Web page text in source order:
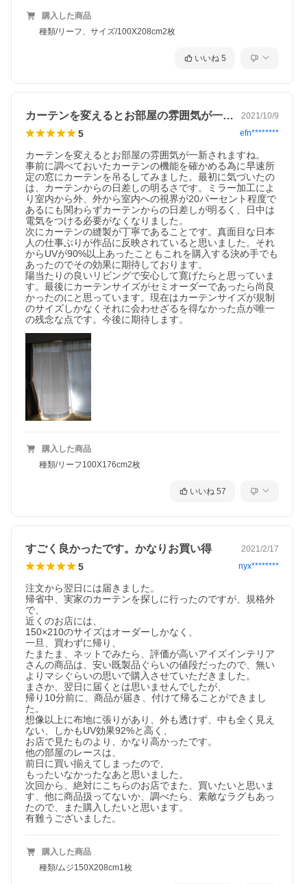
購入した商品
種類/リーフ、サイズ/100X208cm2枚
いいね 5
カーテンを変えるとお部屋の雰囲気が一新… 2021/10/9
5 efn********
カーテンを変えるとお部屋の雰囲気が一新されますね。
事前に調べておいたカーテンの機能を確かめる為に早速所
定の窓にカーテンを吊るしてみました。最初に気づいたの
は、カーテンからの日差しの明るさです。ミラー加工によ
り室内から外、外から室内への視界が20パーセント程度で
あるにも関わらずカーテンからの日差しが明るく、日中は
電気をつける必要がなくなりました。
次にカーテンの縫製が丁寧であることです。真面目な日本
人の仕事ぶりが作品に反映されていると思いました。それ
からUVが90%以上あったこともこれを購入する決め手でも
あったのでその効果に期待しております。
陽当たりの良いリビングで安心して寛げたらと思っていま
す。最後にカーテンサイズがセミオーダーであったら尚良
かったのにと思っています。現在はカーテンサイズが規制
のサイズしかなくそれに会わせざるを得なかった点が唯一
の残念な点です。今後に期待します。
購入した商品
種類/リーフ100X176cm2枚
いいね 57
すごく良かったです。かなりお買い得 2021/2/17
5 nyx********
注文から翌日には届きました。
帰省中、実家のカーテンを探しに行ったのですが、規格外
で、
近くのお店には、
150×210のサイズはオーダーしかなく、
一旦、買わずに帰り、
たまたま、ネットでみたら、評価が高いアイズインテリア
さんの商品は、安い既製品ぐらいの値段だったので、無い
よりマシぐらいの思いで購入させていただきました。
まさか、翌日に届くとは思いませんでしたが、
帰り10分前に、商品が届き、付けて帰ることができまし
た。
想像以上に布地に張りがあり、外も透けず、中も全く見え
ない、しかもUV効果92%と高く、
お店で見たものより、かなり高かったです。
他の部屋のレースは、
前日に買い揃えてしまったので、
もったいなかったなあと思いました。
次回から、絶対にこちらのお店でまた、買いたいと思いま
す、他に商品扱ってないか、調べたら、素敵なラグもあっ
たので、また購入したいと思います。
有難うございました。
購入した商品
種類/ムジ150X208cm1枚